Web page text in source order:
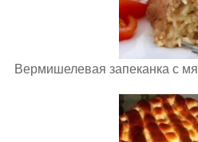
Вермишелевая запеканка с